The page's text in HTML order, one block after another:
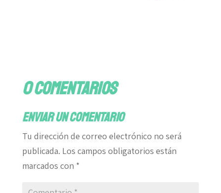
0 comentarios
Enviar un comentario
Tu dirección de correo electrónico no será
publicada. Los campos obligatorios están
marcados con *